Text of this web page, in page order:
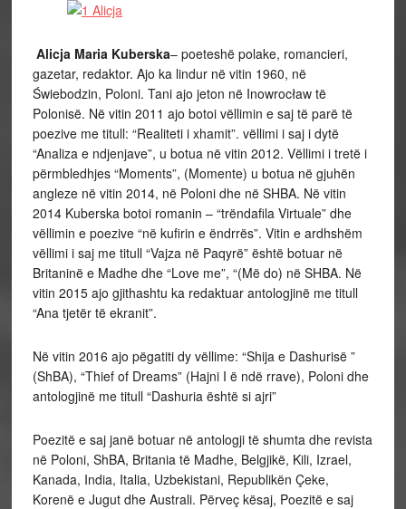
Alicja Maria Kuberska– poeteshë polake, romancieri,
gazetar, redaktor. Ajo ka lindur në vitin 1960, në
Świebodzin, Poloni. Tani ajo jeton në Inowrocław të
Polonisë. Në vitin 2011 ajo botoi vëllimin e saj të parë të
poezive me titull: “Realiteti i xhamit”. vëllimi i saj i dytë
“Analiza e ndjenjave”, u botua në vitin 2012. Vëllimi i tretë i
përmbledhjes “Moments”, (Momente) u botua në gjuhën
angleze në vitin 2014, në Poloni dhe në SHBA. Në vitin
2014 Kuberska botoi romanin – “trëndafila Virtuale” dhe
vëllimin e poezive “në kufirin e ëndrrës”. Vitin e ardhshëm
vëllimi i saj me titull “Vajza në Paqyrë” është botuar në
Britaninë e Madhe dhe “Love me”, “(Më do) në SHBA. Në
vitin 2015 ajo gjithashtu ka redaktuar antologjinë me titull
“Ana tjetër të ekranit”.
Në vitin 2016 ajo pëgatiti dy vëllime: “Shija e Dashurisë ”
(ShBA), “Thief of Dreams” (Hajni I ë ndë rrave), Poloni dhe
antologjinë me titull “Dashuria është si ajri”
Poezitë e saj janë botuar në antologji të shumta dhe revista
në Poloni, ShBA, Britania të Madhe, Belgjikë, Kili, Izrael,
Kanada, India, Italia, Uzbekistani, Republikën Çeke,
Korenë e Jugut dhe Australi. Përveç kësaj, Poezitë e saj